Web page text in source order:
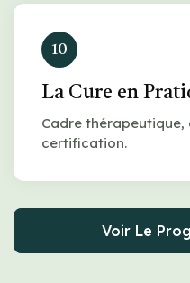
10
La Cure en
Cadre thérapeutique,
certification.
Voir Le